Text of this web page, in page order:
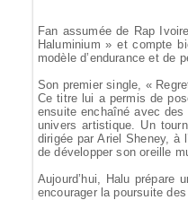
Fan assumée de Rap
Haluminium » et compte
modèle d’endurance et de
Son premier single, «
Ce titre lui a permis de
ensuite enchaîné avec
univers artistique. Un
dirigée par Ariel Sheney, à
de développer son oreille
Aujourd’hui, Halu
encourager la poursuite